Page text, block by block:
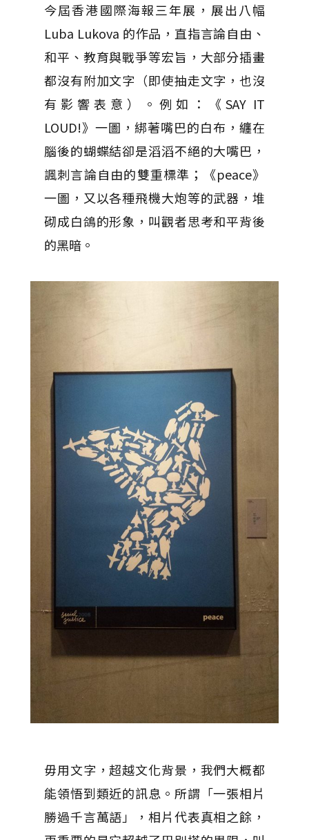
今屆香港國際海報三年展，展出八幅
Luba Lukova 的作品，直指言論自由、
和平、教育與戰爭等宏旨，大部分插畫
都沒有附加文字（即使抽走文字，也沒
有影響表意）。例如：《SAY IT
LOUD!》一圖，綁著嘴巴的白布，纏在
腦後的蝴蝶結卻是滔滔不絕的大嘴巴，
諷刺言論自由的雙重標準；《peace》
一圖，又以各種飛機大炮等的武器，堆
砌成白鴿的形象，叫觀者思考和平背後
的黑暗。
毋用文字，超越文化背景，我們大概都
能領悟到類近的訊息。所謂「一張相片
勝過千言萬語」，相片代表真相之餘，